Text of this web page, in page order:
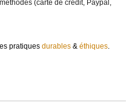
(carte de crédit, Paypal,
pratiques durables & éthiques